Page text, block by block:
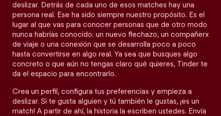
deslizar. Detrás de cada uno de esos matches hay una
persona real. Ese ha sido siempre nuestro propósito. Es el
lugar al que vas para conocer personas que de otro modo
nunca habrías conocido: un nuevo flechazo, un compañerx
de viaje o una conexión que se desarrolla poco a poco
hasta convertirse en algo real. Ya sea que busques algo
concreto o que aún no tengas claro qué quieres, Tinder te
da el espacio para encontrarlo.
Crea un perfil, configura tus preferencias y empieza a
deslizar. Si te gusta alguien y tú también le gustas, ¡es un
match! A partir de ahí, la historia la escriben ustedes. Envía